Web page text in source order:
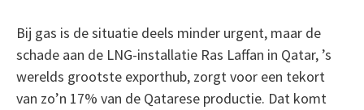
Bij gas is de situatie deels minder urgent, maar de
schade aan de LNG-installatie Ras Laffan in Qatar, ’s
werelds grootste exporthub, zorgt voor een tekort
van zo’n 17% van de Qatarese productie. Dat komt